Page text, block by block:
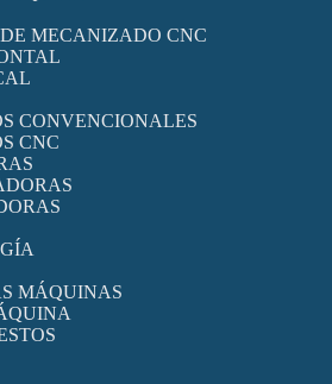
MECANIZADO CNC
CONVENCIONALES
CNC
MÁQUINAS